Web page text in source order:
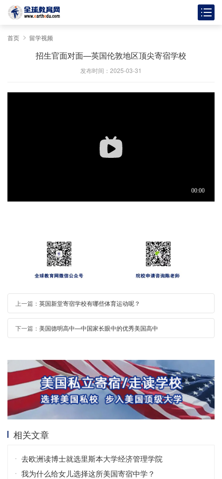
首页 留学视频
招生官面对面—英国伦敦地区顶尖寄宿学校
发布时间：2025-03-31
上一篇： 英国新堂寄宿学校有哪些体育运动呢？
下一篇： 美国德明高中—中国家长眼中的优秀美国高中
相关文章
去欧洲读博士就选里斯本大学经济管理学院
我为什么给女儿选择这所美国寄宿中学？